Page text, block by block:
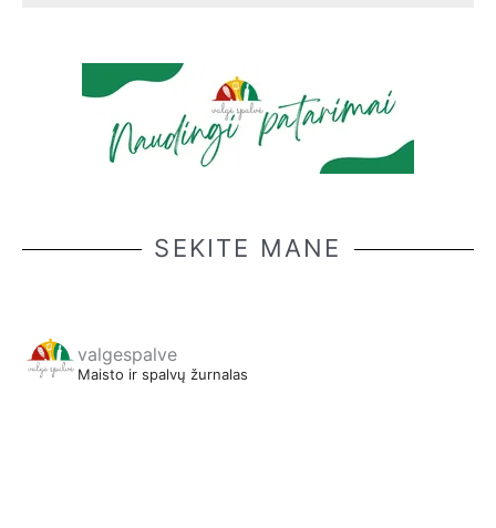
SEKITE MANE
valgespalve
Maisto ir spalvų žurnalas